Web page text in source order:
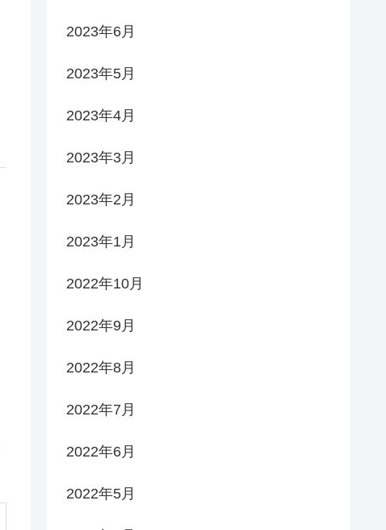
2023年6月
2023年5月
2023年4月
2023年3月
2023年2月
2023年1月
2022年10月
2022年9月
2022年8月
2022年7月
2022年6月
2022年5月